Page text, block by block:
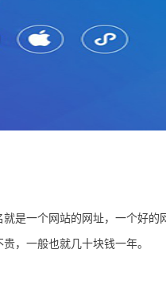
一个网站的网址，一个好的
，一般也就几十块钱一年。